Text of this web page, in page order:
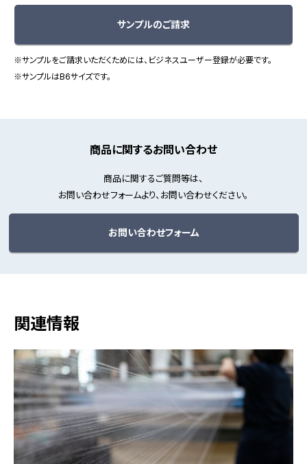
サンプルのご請求
※サンプルをご請求いただくためには、ビジネスユーザー登録が必要です。
※サンプルはB6サイズです。
商品に関するお問い合わせ
商品に関するご質問等は、
お問い合わせフォームより、お問い合わせください。
お問い合わせフォーム
関連情報